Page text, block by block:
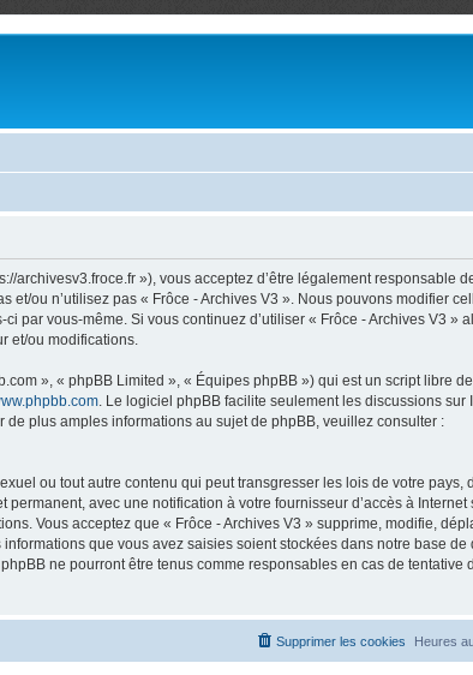
archivesv3.froce.fr »), vous acceptez d’être légalement responsable
ou n’utilisez pas « Frôce - Archives V3 ». Nous pouvons modifier
par vous-même. Si vous continuez d’utiliser « Frôce - Archives V3 »
et/ou modifications.
», « phpBB Limited », « Équipes phpBB ») qui est un script libre
. Le logiciel phpBB facilite seulement les discussions sur
plus amples informations au sujet de phpBB, veuillez consulter :
ou tout autre contenu qui peut transgresser les lois de votre pays,
avec une notification à votre fournisseur d’accès à Internet
Vous acceptez que « Frôce - Archives V3 » supprime, modifie,
que vous avez saisies soient stockées dans notre base de
ne pourront être tenus comme responsables en cas de tentative
Heures
Supprimer les cookies